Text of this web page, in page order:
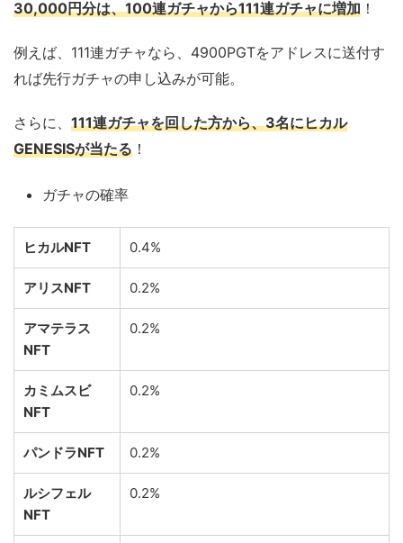
30,000円分は、100連ガチャから111連ガチャに増加 ！
例えば、111連ガチャなら、4900PGTをアドレスに送付す
れば先行ガチャの申し込みが可能。
さらに、 111連ガチャを回した方から、3名にヒカル
GENESISが当たる ！
ガチャの確率
ヒカルNFT 0.4%
アリスNFT 0.2%
アマテラス
NFT
0.2%
カミムスビ
NFT
0.2%
パンドラNFT 0.2%
ルシフェル
NFT
0.2%